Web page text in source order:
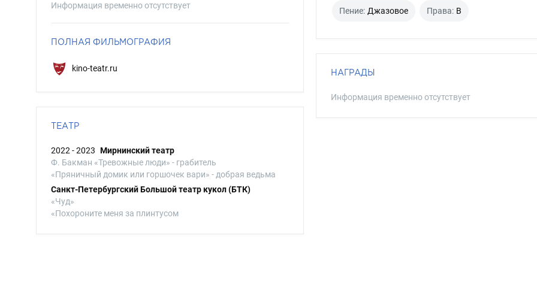
Информация временно отсутствует
ПОЛНАЯ ФИЛЬМОГРАФИЯ
kino-teatr.ru
ТЕАТР
2022 - 2023 Мирнинский театр
Ф. Бакман «Тревожные люди» - грабитель
«Пряничный домик или горшочек вари» - добрая ведьма
Санкт-Петербургский Большой театр кукол (БТК)
«Чуд»
«Похороните меня за плинтусом
Пение: Джазовое Права: B
НАГРАДЫ
Информация временно отсутствует